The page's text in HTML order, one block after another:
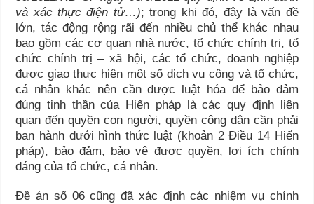
và xác thực điện tử…); trong khi đó, đây là vấn đề
lớn, tác động rộng rãi đến nhiều chủ thể khác nhau
bao gồm các cơ quan nhà nước, tổ chức chính trị, tổ
chức chính trị – xã hội, các tổ chức, doanh nghiệp
được giao thực hiện một số dịch vụ công và tổ chức,
cá nhân khác nên cần được luật hóa để bảo đảm
đúng tinh thần của Hiến pháp là các quy định liên
quan đến quyền con người, quyền công dân cần phải
ban hành dưới hình thức luật (khoản 2 Điều 14 Hiến
pháp), bảo đảm, bảo vệ được quyền, lợi ích chính
đáng của tổ chức, cá nhân.
Đề án số 06 cũng đã xác định các nhiệm vụ chính